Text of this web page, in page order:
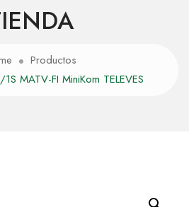
Productos
MATV-FI MiniKom TELEVES